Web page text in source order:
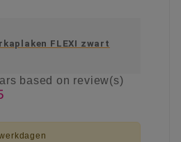
FLEXI zwart
based on review(s)